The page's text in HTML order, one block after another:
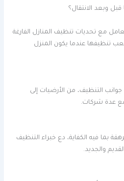
قبل وبعد الانتقال؟
مع تحديات تنظيف المنازل الفارغة
تنظيفها عندما يكون المنزل
التنظيف، من الأرضيات إلى
عدة شركات.
بما فيه الكفاية، دع خبراء التنظيف
والجديد.